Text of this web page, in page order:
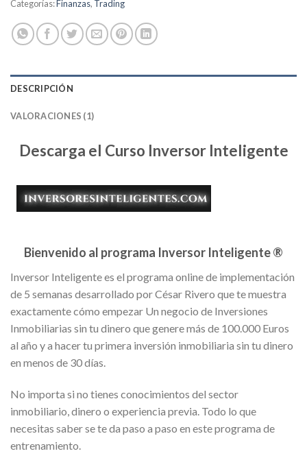
Categorías:Finanzas, Trading
DESCRIPCIÓN
VALORACIONES (1)
Descarga el Curso Inversor Inteligente
Bienvenido al programa Inversor Inteligente ®
Inversor Inteligente es el programa online de implementación
de 5 semanas desarrollado por César Rivero que te muestra
exactamente cómo empezar Un negocio de Inversiones
Inmobiliarias sin tu dinero que genere más de 100.000 Euros
al año y a hacer tu primera inversión inmobiliaria sin tu dinero
en menos de 30 días.
No importa si no tienes conocimientos del sector
inmobiliario, dinero o experiencia previa. Todo lo que
necesitas saber se te da paso a paso en este programa de
entrenamiento.